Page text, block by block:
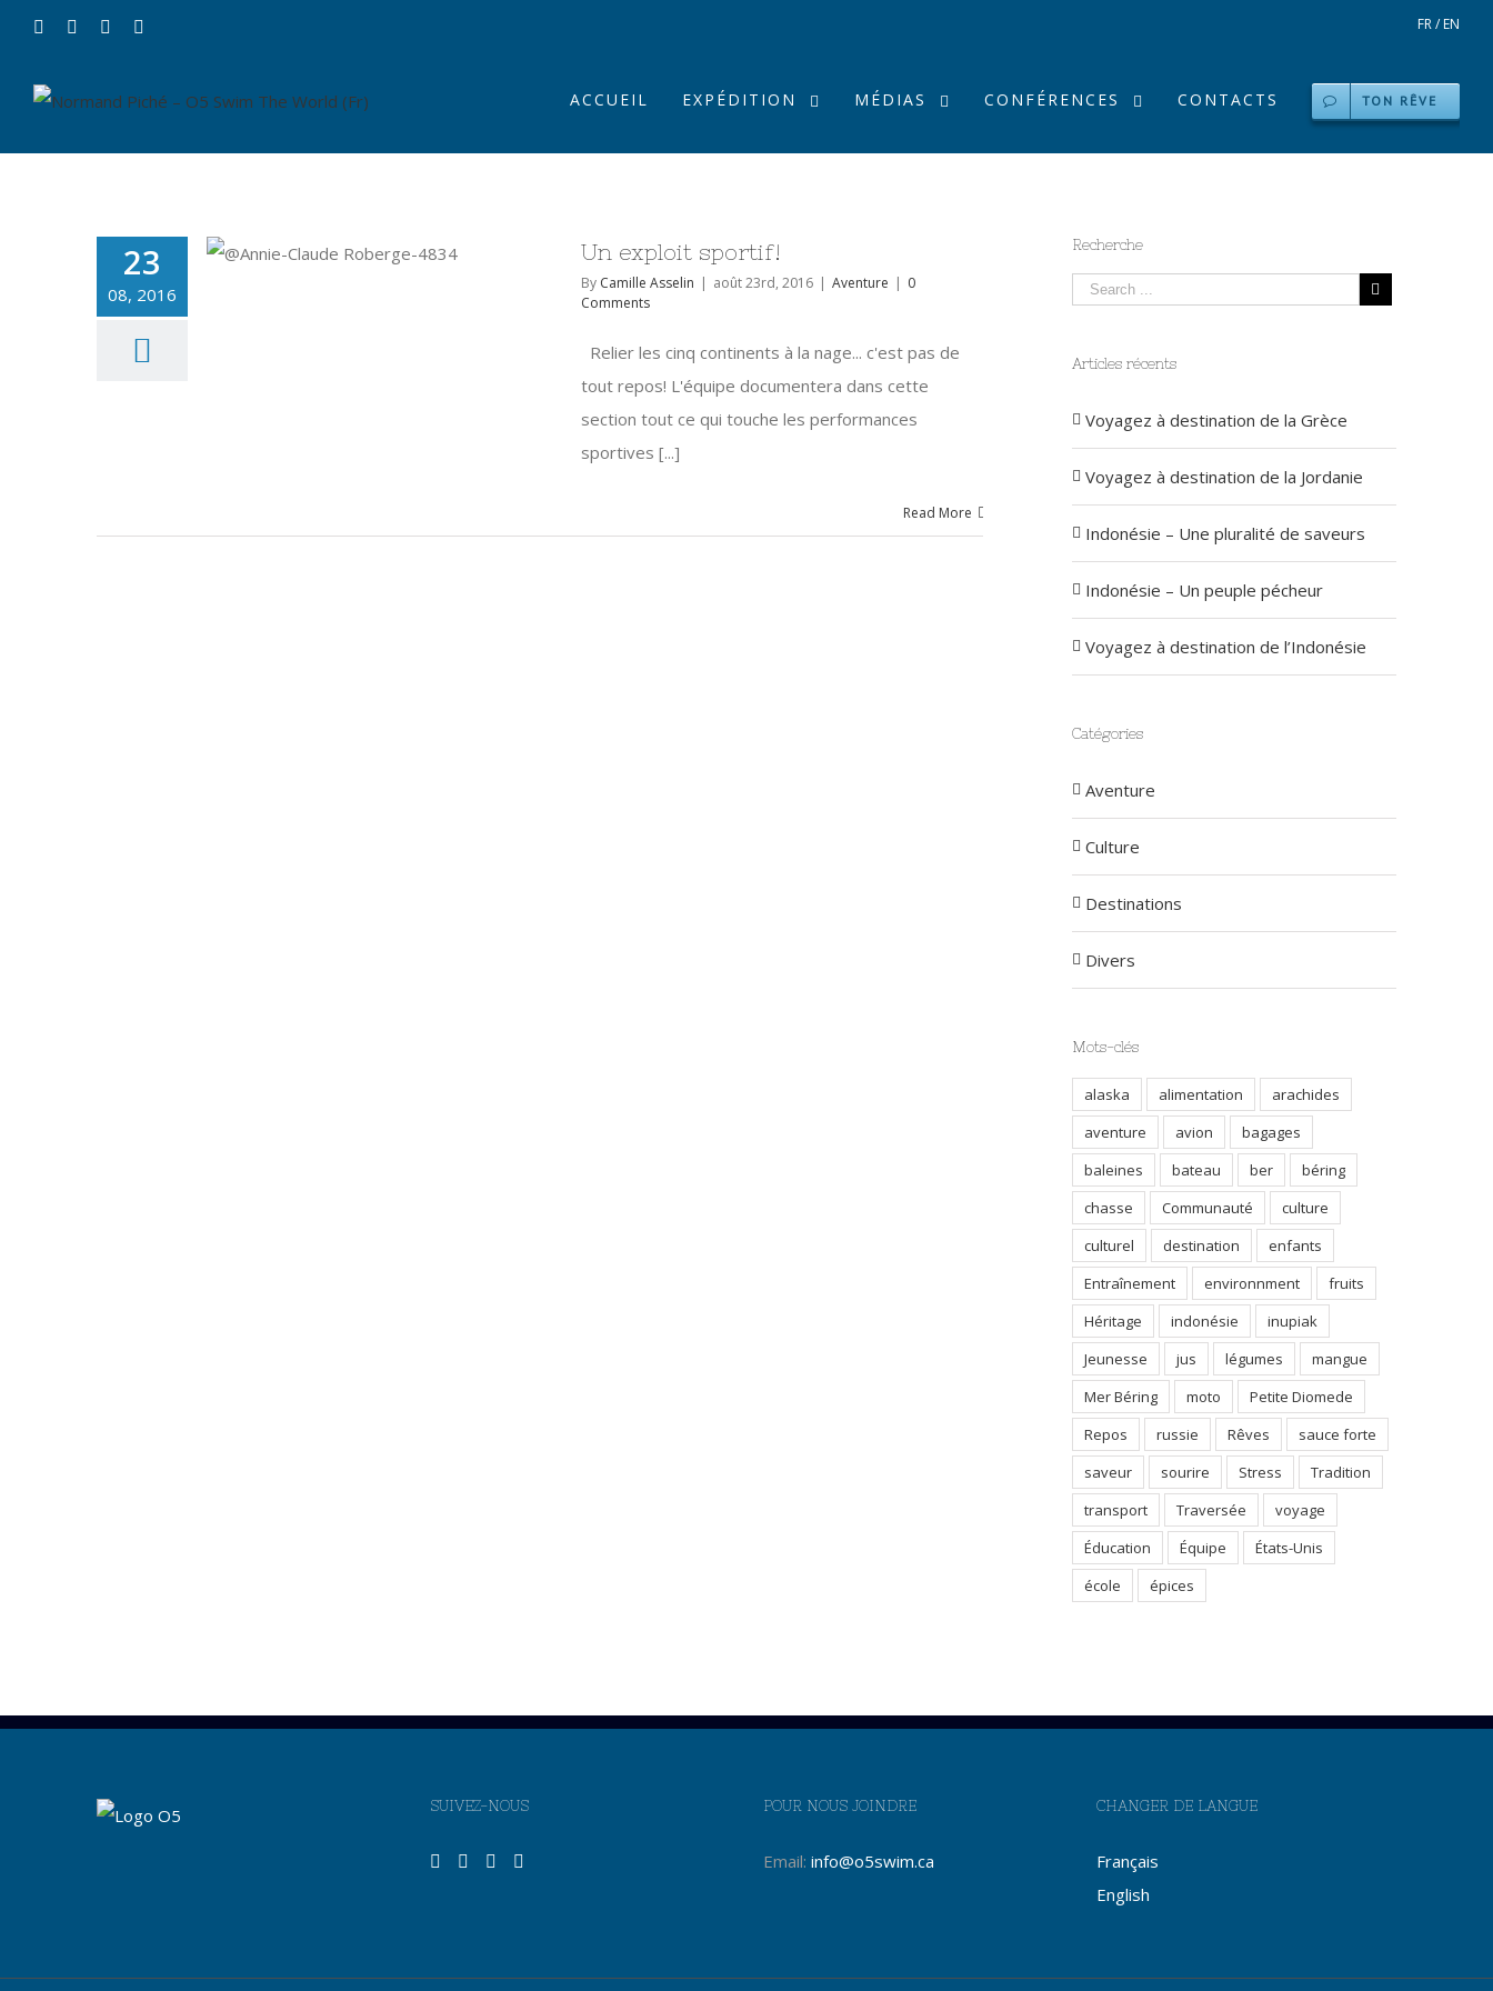
FR/EN
ACCUEIL EXPÉDITION MÉDIAS CONFÉRENCES CONTACTS TON RÊVE
23
08, 2016
Un exploit sportif!
By Camille Asselin | août 23rd, 2016 | Aventure | 0
Comments
Relier les cinq continents à la nage... c'est pas de
tout repos! L'équipe documentera dans cette
section tout ce qui touche les performances
sportives [...]
Read More
Recherche
Articles récents
Voyagez à destination de la Grèce
Voyagez à destination de la Jordanie
Indonésie – Une pluralité de saveurs
Indonésie – Un peuple pécheur
Voyagez à destination de l’Indonésie
Catégories
Aventure
Culture
Destinations
Divers
Mots-clés
alaska alimentation
arachides
aventure
avion
bagages
baleines
bateau ber
béring
chasse
Communauté
culture
culturel
destination
enfants
Entraînement
environnment
fruits
Héritage
indonésie
inupiak
Jeunesse
jus légumes
mangue
Mer Béring
moto
Petite Diomede
Repos
russie Rêves
sauce forte
saveur
sourire Stress
Tradition
transport
Traversée
voyage
Éducation
Équipe
États-Unis
école
épices
SUIVEZ-NOUS POUR NOUS JOINDRE
Email: info@o5swim.ca
CHANGER DE LANGUE
Français
English